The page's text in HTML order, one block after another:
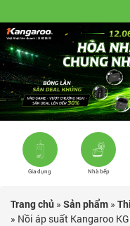
Gia dụng Nhà bếp
Trang chủ » Sản phẩm »
» Nồi áp suất Kangaroo